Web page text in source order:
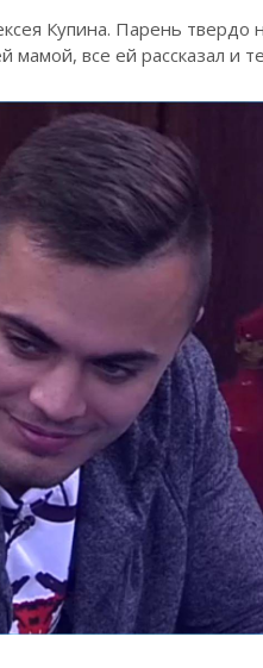
Купина. Парень твердо
мамой, все ей рассказал и